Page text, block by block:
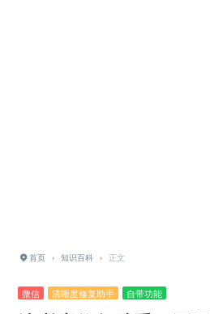
首页 › 知识百科 › 正文
微信 清晰度修复助手 自带功能